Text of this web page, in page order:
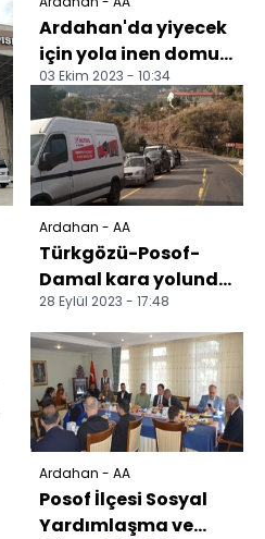
Ardahan'da yiyecek
için yola inen domuz
sürüsü görüntülendi
03 Ekim 2023 - 10:34
Ardahan - AA
Türkgözü-Posof-
Damal kara yolunda
uzun ve geniş
araçlar trafiği
aksattı
28 Eylül 2023 - 17:48
Ardahan - AA
Posof İlçesi Sosyal
Yardımlaşma ve